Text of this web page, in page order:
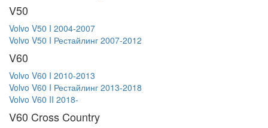
V50
Volvo V50 I 2004-2007
Volvo V50 I Рестайлинг 2007-2012
V60
Volvo V60 I 2010-2013
Volvo V60 I Рестайлинг 2013-2018
Volvo V60 II 2018-
V60 Cross Country